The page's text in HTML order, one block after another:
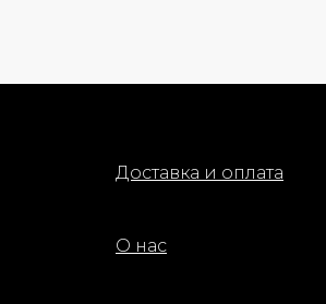
Доставка и оплата
О нас